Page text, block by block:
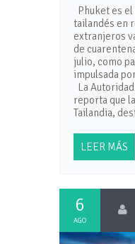
Phuket es
tailandés en
extranjeros
de
julio, como
impulsada
La
reporta que
Tailandia,
LEER MÁS
6
AGO